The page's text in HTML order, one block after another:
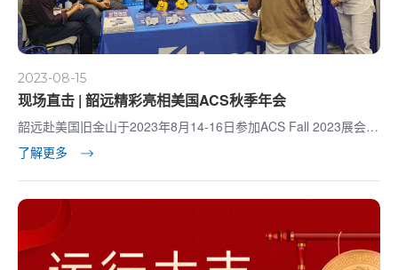
2023-08-15
现场直击 | 韶远精彩亮相美国ACS秋季年会
韶远赴美国旧金山于2023年8月14-16日参加ACS Fall 2023展会，
展位号：1342。
了解更多